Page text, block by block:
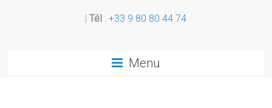
|Tél :+33 9 80 80 44 74
Menu